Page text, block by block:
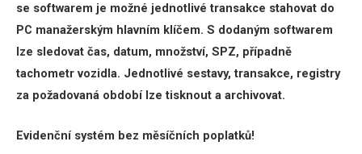
se softwarem je možné jednotlivé transakce stahovat do
PC manažerským hlavním klíčem. S dodaným softwarem
lze sledovat čas, datum, množství, SPZ, případně
tachometr vozidla. Jednotlivé sestavy, transakce, registry
za požadovaná období lze tisknout a archivovat.
Evidenční systém bez měsíčních poplatků!